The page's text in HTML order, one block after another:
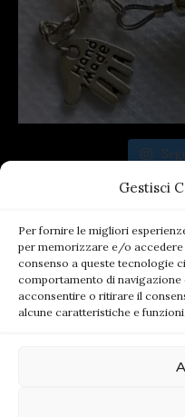
Gestisci
Per fornire le migliori
per memorizzare e/o
consenso a queste tecnologie
comportamento di navigazione
acconsentire o ritirare il
alcune caratteristiche e funzioni.
(c) 2021 by